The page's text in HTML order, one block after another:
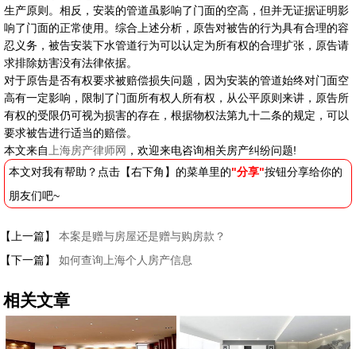
生产原则。相反，安装的管道虽影响了门面的空高，但并无证据证明影
响了门面的正常使用。综合上述分析，原告对被告的行为具有合理的容
忍义务，被告安装下水管道行为可以认定为所有权的合理扩张，原告请
求排除妨害没有法律依据。
对于原告是否有权要求被赔偿损失问题，因为安装的管道始终对门面空
高有一定影响，限制了门面所有权人所有权，从公平原则来讲，原告所
有权的受限仍可视为损害的存在，根据物权法第九十二条的规定，可以
要求被告进行适当的赔偿。
本文来自 上海房产律师网 ，欢迎来电咨询相关房产纠纷问题!
本文对我有帮助？点击【右下角】的菜单里的"分享"按钮分享给你的
朋友们吧~
【上一篇】
本案是赠与房屋还是赠与购房款？
【下一篇】
如何查询上海个人房产信息
相关文章